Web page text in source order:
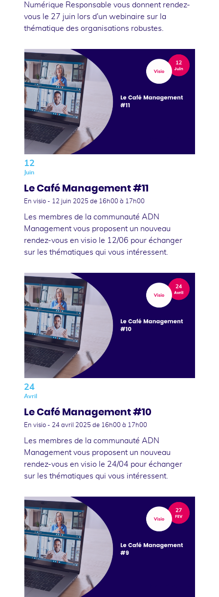
Numérique Responsable vous donnent rendez-
vous le 27 juin lors d'un webinaire sur la
thématique des organisations robustes.
12
Juin
Le Café Management #11
En visio - 12 juin 2025 de 16h00 à 17h00
Les membres de la communauté ADN
Management vous proposent un nouveau
rendez-vous en visio le 12/06 pour échanger
sur les thématiques qui vous intéressent.
24
Avril
Le Café Management #10
En visio - 24 avril 2025 de 16h00 à 17h00
Les membres de la communauté ADN
Management vous proposent un nouveau
rendez-vous en visio le 24/04 pour échanger
sur les thématiques qui vous intéressent.